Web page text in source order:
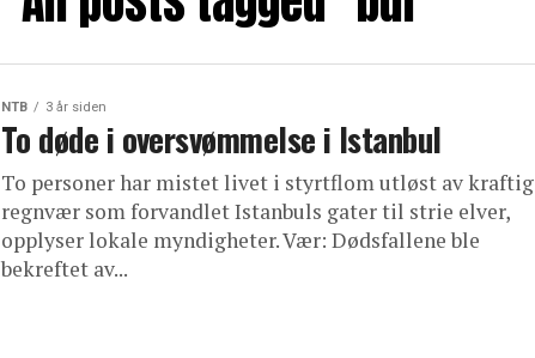
NTB 3 år siden
To døde i oversvømmelse i Istanbul
To personer har mistet livet i styrtflom utløst av kraftig
regnvær som forvandlet Istanbuls gater til strie elver,
opplyser lokale myndigheter. Vær: Dødsfallene ble
bekreftet av...